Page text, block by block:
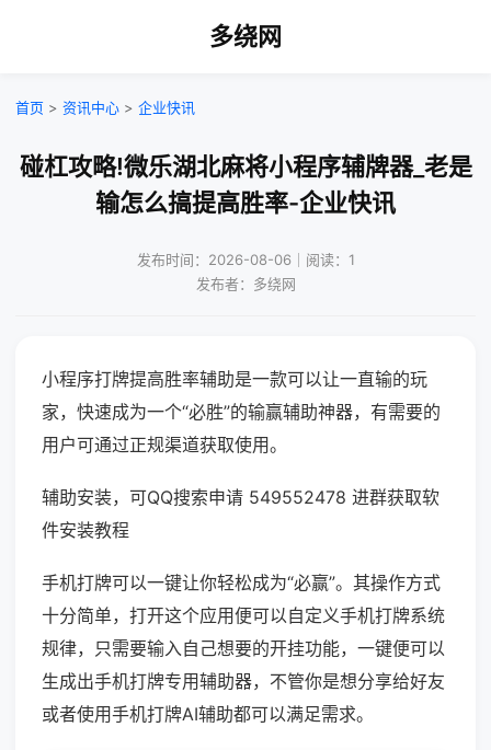
多绕网
首页 > 资讯中心 > 企业快讯
碰杠攻略!微乐湖北麻将小程序辅牌器_老是
输怎么搞提高胜率-企业快讯
发布时间：2026-08-06｜阅读：1
发布者：多绕网
小程序打牌提高胜率辅助是一款可以让一直输的玩
家，快速成为一个“必胜”的输赢辅助神器，有需要的
用户可通过正规渠道获取使用。
辅助安装，可QQ搜索申请 549552478 进群获取软
件安装教程
手机打牌可以一键让你轻松成为“必赢”。其操作方式
十分简单，打开这个应用便可以自定义手机打牌系统
规律，只需要输入自己想要的开挂功能，一键便可以
生成出手机打牌专用辅助器，不管你是想分享给好友
或者使用手机打牌AI辅助都可以满足需求。